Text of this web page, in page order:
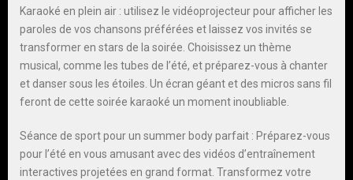
Karaoké en plein air : utilisez le vidéoprojecteur pour afficher les
paroles de vos chansons préférées et laissez vos invités se
transformer en stars de la soirée. Choisissez un thème
musical, comme les tubes de l’été, et préparez-vous à chanter
et danser sous les étoiles. Un écran géant et des micros sans fil
feront de cette soirée karaoké un moment inoubliable.
Séance de sport pour un summer body parfait : Préparez-vous
pour l’été en vous amusant avec des vidéos d’entraînement
interactives projetées en grand format. Transformez votre